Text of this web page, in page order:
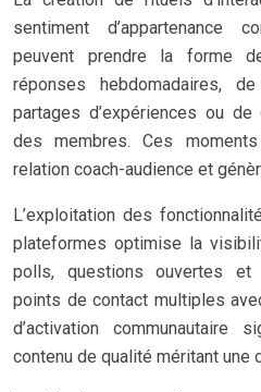
sentiment d’appartenance
peuvent prendre la forme
réponses hebdomadaires,
partages d’expériences ou
des membres. Ces
relation coach-audience et
L’exploitation des
plateformes optimise la
polls, questions ouvertes et
points de contact multiples
d’activation communautaire
contenu de qualité méritant une